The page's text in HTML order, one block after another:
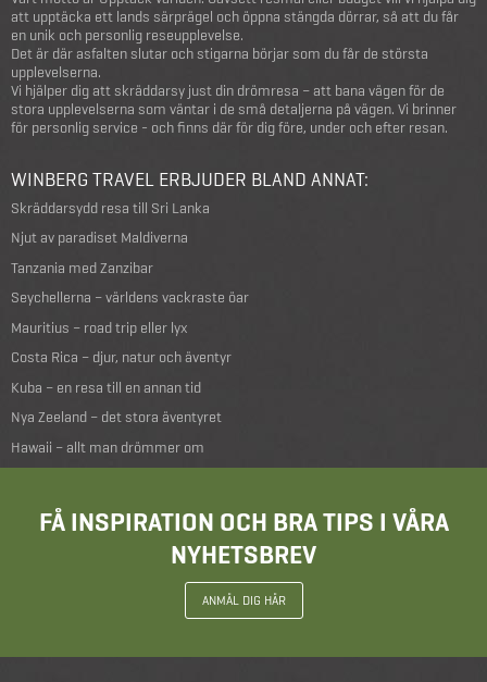
att upptäcka ett lands särprägel och öppna stängda dörrar, så att du får
en unik och personlig reseupplevelse.
Det är där asfalten slutar och stigarna börjar som du får de största
upplevelserna.
Vi hjälper dig att skräddarsy just din drömresa – att bana vägen för de
stora upplevelserna som väntar i de små detaljerna på vägen. Vi brinner
för personlig service - och finns där för dig före, under och efter resan.
WINBERG TRAVEL ERBJUDER BLAND ANNAT:
Skräddarsydd resa till Sri Lanka
Njut av paradiset Maldiverna
Tanzania med Zanzibar
Seychellerna – världens vackraste öar
Mauritius – road trip eller lyx
Costa Rica – djur, natur och äventyr
Kuba – en resa till en annan tid
Nya Zeeland – det stora äventyret
Hawaii – allt man drömmer om
FÅ INSPIRATION OCH BRA TIPS I VÅRA
NYHETSBREV
ANMÄL DIG HÄR